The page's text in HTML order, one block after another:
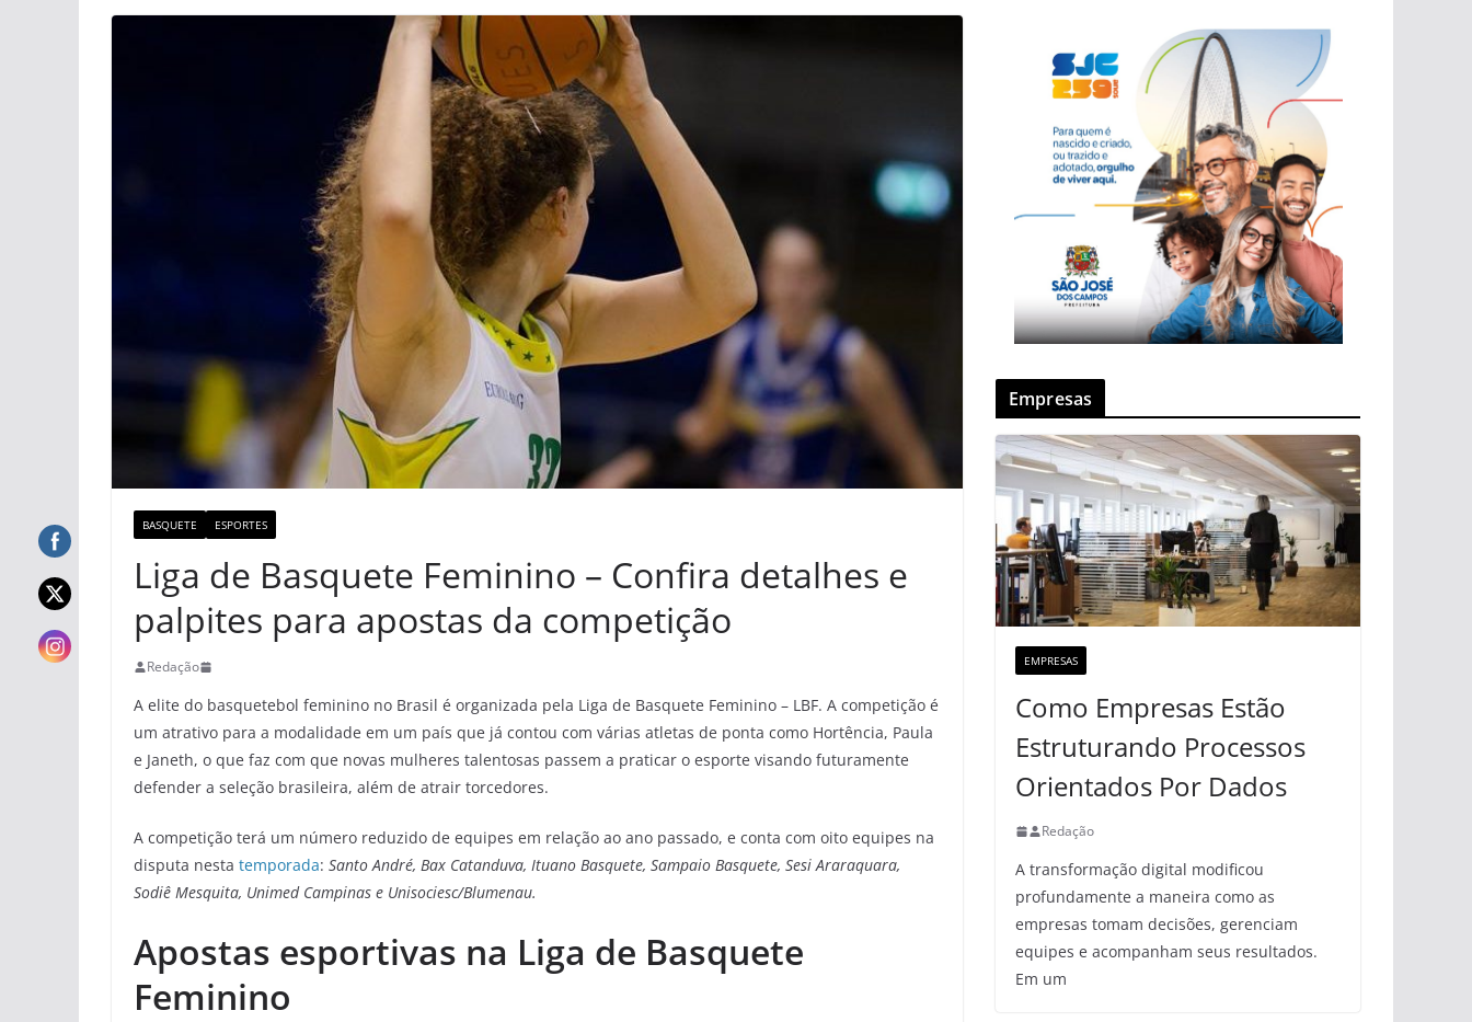
BASQUETE ESPORTES
Liga de Basquete Feminino – Confira detalhes e
palpites para apostas da competição
Redação
A elite do basquetebol feminino no Brasil é organizada pela Liga de Basquete Feminino – LBF. A competição é
um atrativo para a modalidade em um país que já contou com várias atletas de ponta como Hortência, Paula
e Janeth, o que faz com que novas mulheres talentosas passem a praticar o esporte visando futuramente
defender a seleção brasileira, além de atrair torcedores.
A competição terá um número reduzido de equipes em relação ao ano passado, e conta com oito equipes na
disputa nesta temporada: Santo André, Bax Catanduva, Ituano Basquete, Sampaio Basquete, Sesi Araraquara,
Sodiê Mesquita, Unimed Campinas e Unisociesc/Blumenau.
Apostas esportivas na Liga de Basquete
Feminino
Empresas
EMPRESAS
Como Empresas Estão
Estruturando Processos
Orientados Por Dados
Redação
A transformação digital modificou
profundamente a maneira como as
empresas tomam decisões, gerenciam
equipes e acompanham seus resultados.
Em um